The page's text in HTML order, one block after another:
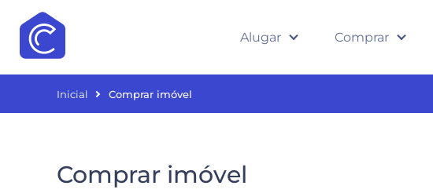
Alugar Comprar
Inicial Comprar imóvel
Comprar imóvel